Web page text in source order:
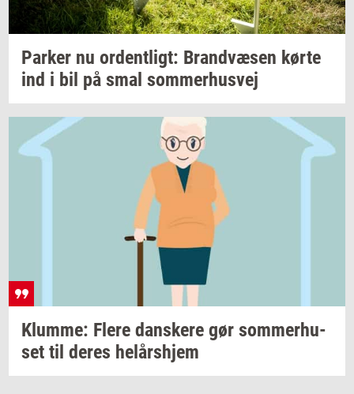
Par­ker nu or­dent­ligt: Brand­væ­sen kørte
ind i bil på smal som­mer­hus­vej
Klum­me: Flere dan­ske­re gør som­mer­hu­
set til deres helårs­hjem